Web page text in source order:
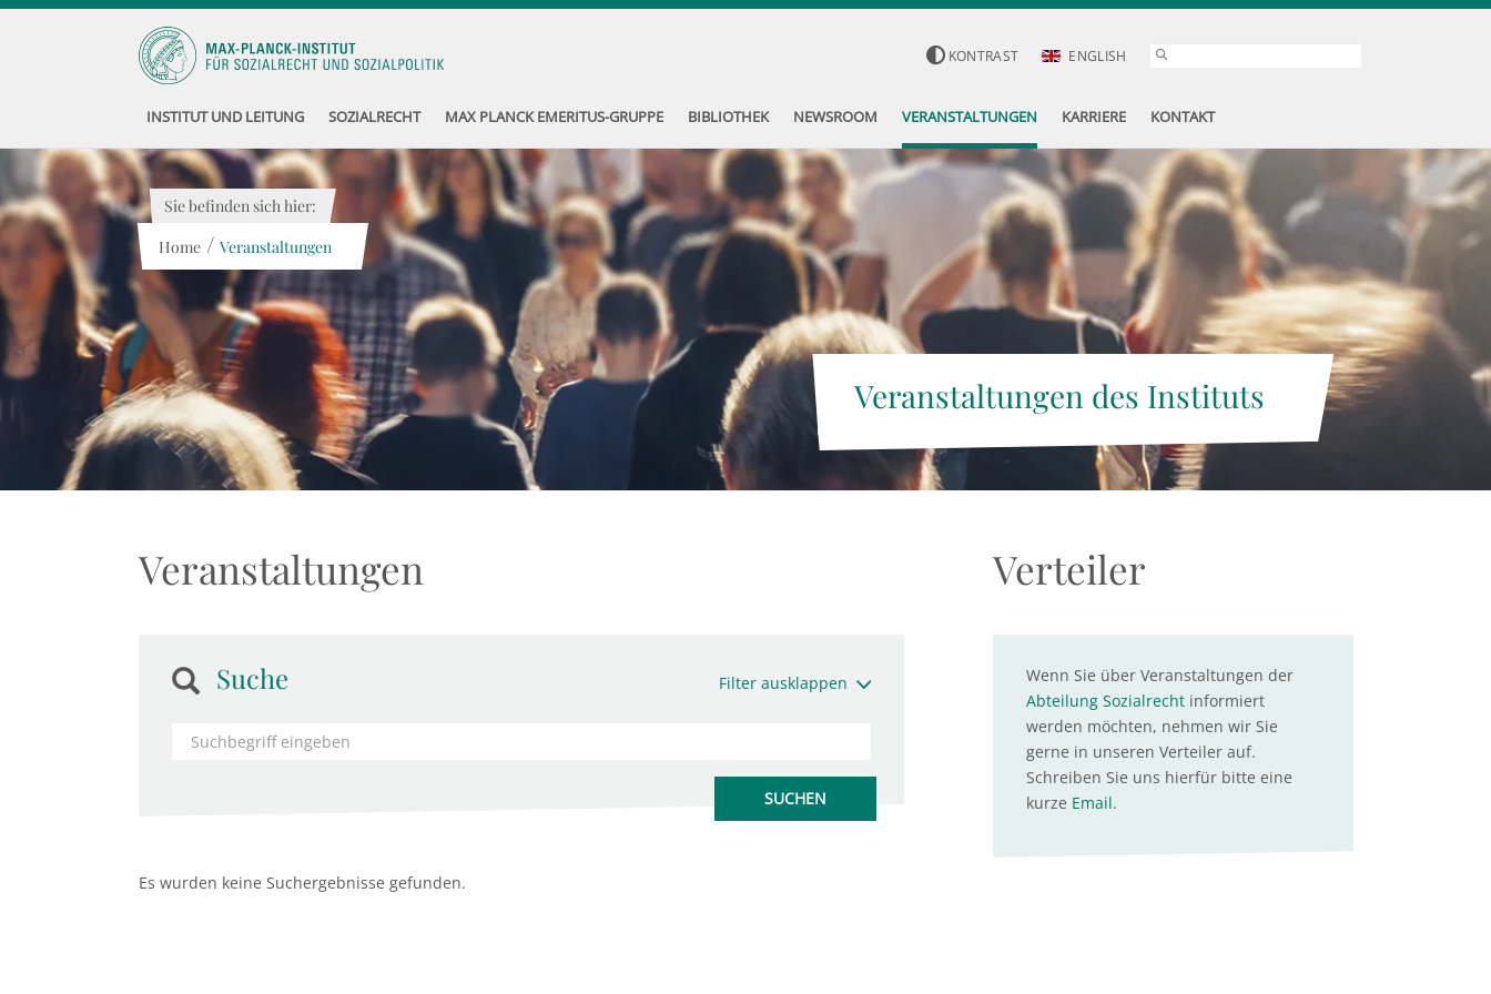
KONTRAST ENGLISH
INSTITUT UND LEITUNG SOZIALRECHT MAX PLANCK EMERITUS-GRUPPE BIBLIOTHEK NEWSROOM VERANSTALTUNGEN KARRIERE KONTAKT
Veranstaltungen des Instituts
Sie befinden sich hier:
Home / Veranstaltungen
Veranstaltungen
Suche Filter ausklappen
Es wurden keine Suchergebnisse gefunden.
Verteiler
Wenn Sie über Veranstaltungen der
Abteilung Sozialrechtinformiert
werden möchten, nehmen wir Sie
gerne in unseren Verteiler auf.
Schreiben Sie uns hierfür bitte eine
kurze Email.